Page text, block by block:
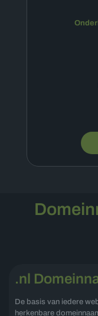
.nl
De basis van iedere
herkenbare